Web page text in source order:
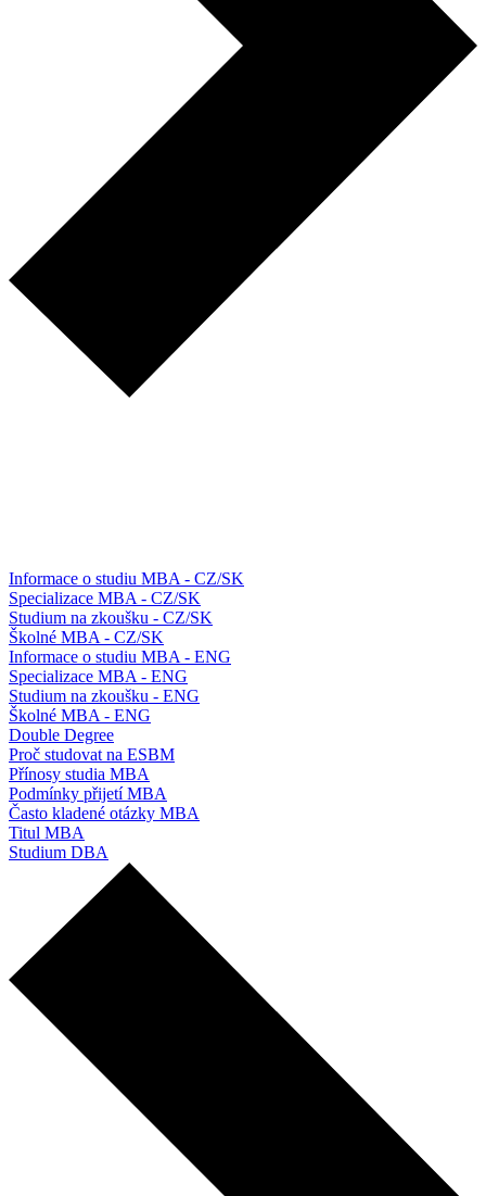
Informace o studiu MBA - CZ/SK
Specializace MBA - CZ/SK
Studium na zkoušku - CZ/SK
Školné MBA - CZ/SK
Informace o studiu MBA - ENG
Specializace MBA - ENG
Studium na zkoušku - ENG
Školné MBA - ENG
Double Degree
Proč studovat na ESBM
Přínosy studia MBA
Podmínky přijetí MBA
Často kladené otázky MBA
Titul MBA
Studium DBA